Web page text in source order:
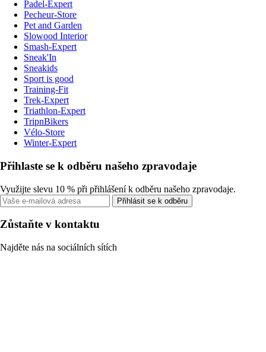
Padel-Expert
Pecheur-Store
Pet and Garden
Slowood Interior
Smash-Expert
Sneak'In
Sneakids
Sport is good
Training-Fit
Trek-Expert
Triathlon-Expert
TripnBikers
Vélo-Store
Winter-Expert
Přihlaste se k odběru našeho zpravodaje
Využijte slevu 10 % při přihlášení k odběru našeho zpravodaje.
Přihlásit se k odběru
Zůstaňte v kontaktu
Najděte nás na sociálních sítích